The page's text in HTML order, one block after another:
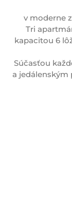
v moderne
Tri
kapacitou 6
Súčasťou
a jedálenským